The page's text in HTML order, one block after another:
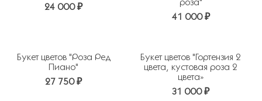
24 000 ₽
41 000 ₽
Букет цветов "Роза Ред
Пиано"
27 750 ₽
Букет цветов "Гортензия 2
цвета, кустовая роза 2
цвета»
31 000 ₽